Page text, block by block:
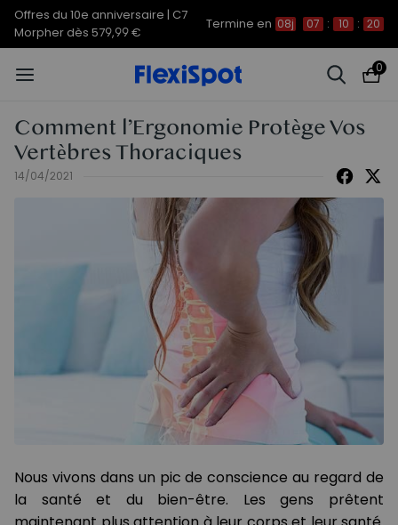
Offres du 10e anniversaire | C7
Morpher dès 579,99 €
Termine en 08j 07 : 10 : 19
0
Comment l’Ergonomie Protège Vos
Vertèbres Thoraciques
14/04/2021
Nous vivons dans un pic de conscience au regard de
la santé et du bien-être. Les gens prêtent